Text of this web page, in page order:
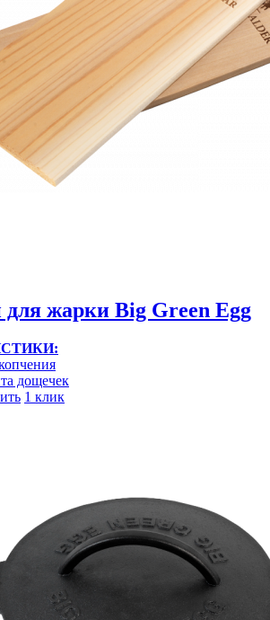
жарки Big Green Egg
дощечек
1 клик